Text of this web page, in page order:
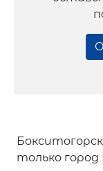
только